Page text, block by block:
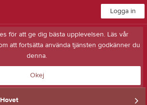
Logga in
för att ge dig bästa upplevelsen. Läs vår
att fortsätta använda tjänsten godkänner du
denna.
Okej